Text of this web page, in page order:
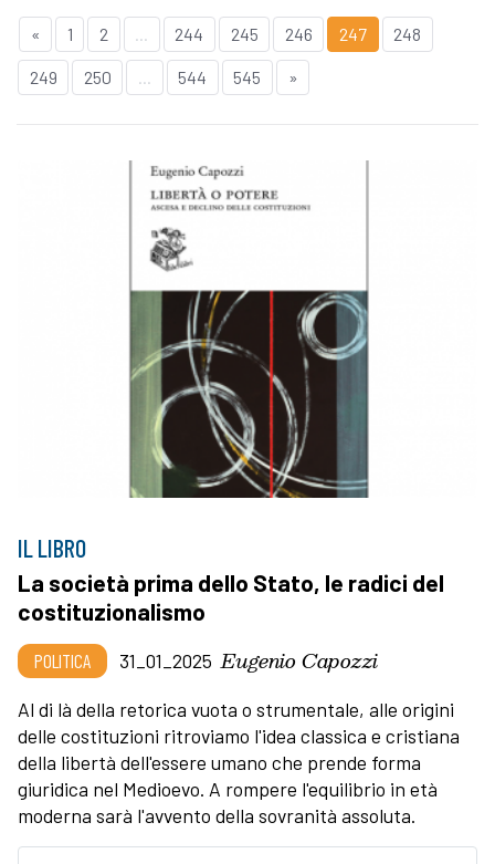
« 1 2 244 245 246 247 248
249 250 ... 544 545 »
IL LIBRO
La società prima dello Stato, le radici del
costituzionalismo
POLITICA 31_01_2025 Eugenio Capozzi
Al di là della retorica vuota o strumentale, alle origini
delle costituzioni ritroviamo l'idea classica e cristiana
della libertà dell'essere umano che prende forma
giuridica nel Medioevo. A rompere l'equilibrio in età
moderna sarà l'avvento della sovranità assoluta.